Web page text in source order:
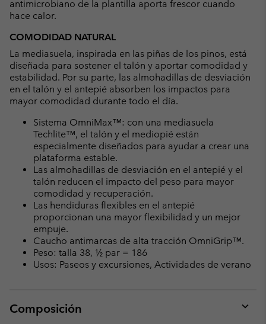
antimicrobiano de la plantilla aporta frescor cuando
hace calor.
COMODIDAD NATURAL
La mediasuela, inspirada en las piñas de los pinos, está
diseñada para sostener el talón y aportar comodidad y
estabilidad. Por su parte, las almohadillas de desviación
en el talón y el antepié absorben los impactos para
mayor comodidad durante todo el día.
Sistema OmniMax™: con una mediasuela
Techlite™, el talón y el mediopié están
especialmente diseñados para ayudar a crear una
plataforma estable.
Las almohadillas de desviación en el antepié y el
talón reducen el impacto del peso para mayor
comodidad y recuperación.
Las hendiduras flexibles en el antepié
proporcionan una mayor flexibilidad y un mejor
empuje.
Caucho antimarcas de alta tracción OmniGrip™.
Peso: talla 38, ½ par = 186
Usos: Paseos y excursiones, Actividades de verano
Composición